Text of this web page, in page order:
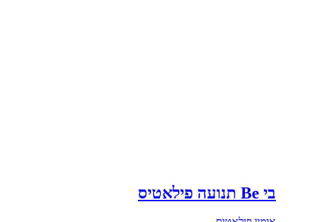
בי Be תנועה פילאטיס